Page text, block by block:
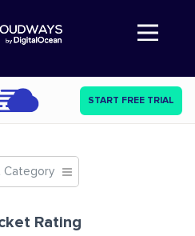
Abre a navegação
START FREE TRIAL
Category
Rating